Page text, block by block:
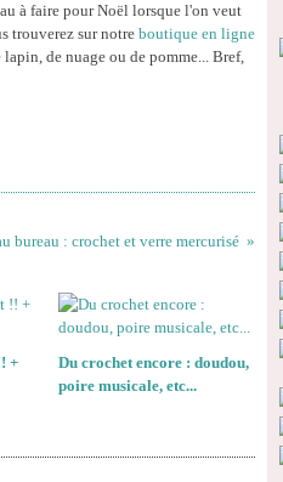
à faire pour Noël lorsque l'on veut
trouverez sur notre boutique en ligne
de nuage ou de pomme... Bref,
bureau : crochet et verre mercurisé
+
Du crochet encore : doudou,
poire musicale, etc...